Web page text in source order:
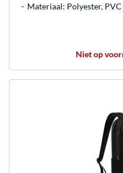
Materiaal: Polyester, PVC
Niet op